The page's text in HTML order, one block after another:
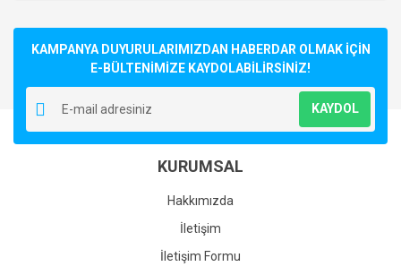
KAMPANYA DUYURULARIMIZDAN HABERDAR OLMAK İÇİN
E-BÜLTENİMİZE KAYDOLABİLİRSİNİZ!
KAYDOL
KURUMSAL
Hakkımızda
İletişim
İletişim Formu